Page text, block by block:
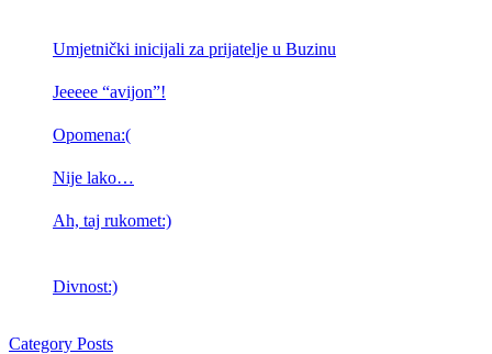
Umjetnički inicijali za prijatelje u Buzinu
Jeeeee “avijon”!
Opomena:(
Nije lako…
Ah, taj rukomet:)
Divnost:)
Category Posts